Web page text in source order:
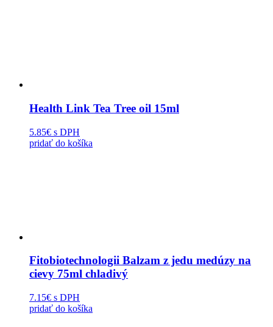
Health Link Tea Tree oil 15ml
5.85€ s DPH
pridať do košíka
Fitobiotechnologii Balzam z jedu medúzy na
cievy 75ml chladivý
7.15€ s DPH
pridať do košíka